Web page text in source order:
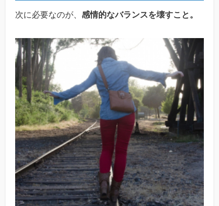
次に必要なのが、 感情的なバランスを壊すこと。